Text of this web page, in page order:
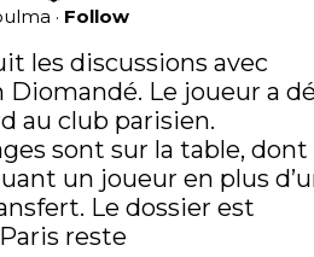
· Follow
les discussions avec
Diomandé. Le joueur a
au club parisien.
sont sur la table, dont
un joueur en plus
Le dossier est
reste